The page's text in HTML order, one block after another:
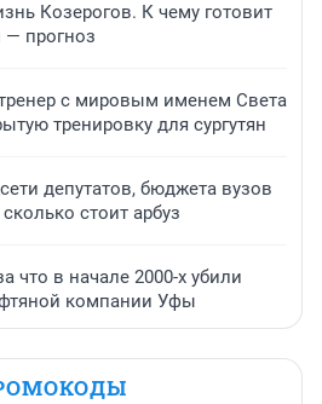
Козерогов. К чему готовит
— прогноз
с мировым именем Света
тренировку для сургутян
депутатов, бюджета вузов
стоит арбуз
что в начале 2000-х убили
компании Уфы